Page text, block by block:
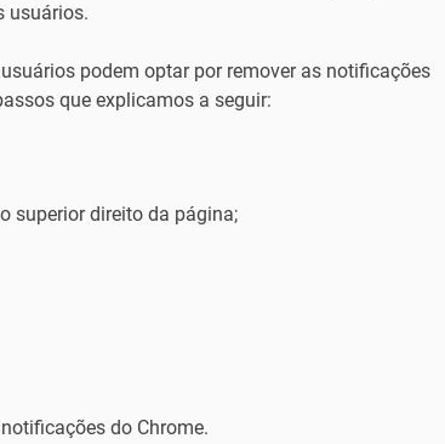
usuários.
podem optar por remover as notificações
que explicamos a seguir:
superior direito da página;
do Chrome.